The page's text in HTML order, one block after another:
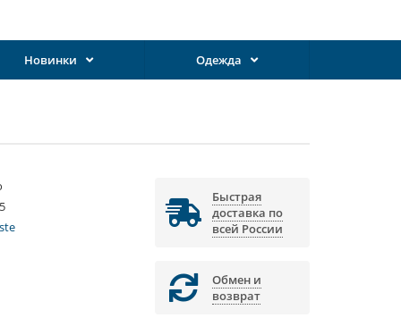
Новинки Одежда
Быстрая
доставка по
всей России
Обмен и
возврат